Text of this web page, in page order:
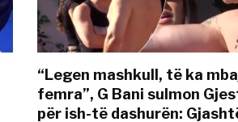
“Legen mashkull, të ka
femra”, G Bani sulmon
për ish-të dashurën: